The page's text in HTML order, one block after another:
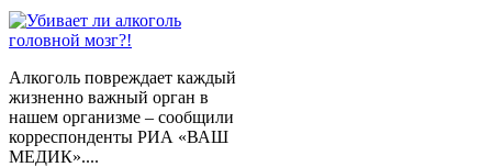
Алкоголь повреждает каждый
жизненно важный орган в
нашем организме – сообщили
корреспонденты РИА «ВАШ
МЕДИК»....